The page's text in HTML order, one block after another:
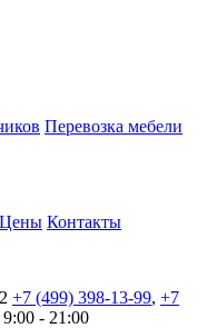
Перевозка мебели
Цены Контакты
+7 (499) 398-13-99, +7
9:00 - 21:00